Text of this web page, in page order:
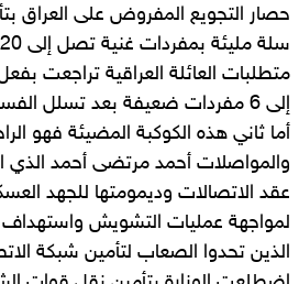
حصار التجويع المفروض على العراق
متطلبات العائلة العراقية تراجعت
إلى 6 مفردات ضعيفة بعد تسلل الفساد إلى قوت الشعب.
أما ثاني هذه الكوكبة المضيئة فهو
والمواصلات أحمد مرتضى أحمد الذي
عقد الاتصالات وديمومتها للجهد
لمواجهة عمليات التشويش واستهداف
الذين تحدوا الصعاب لتأمين شبكة